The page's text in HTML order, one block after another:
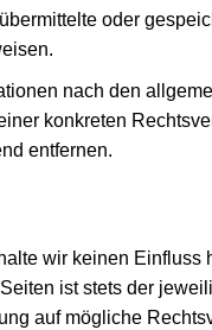
oder
nach den
konkreten
entfernen.
wir keinen
ist stets der
auf mögliche